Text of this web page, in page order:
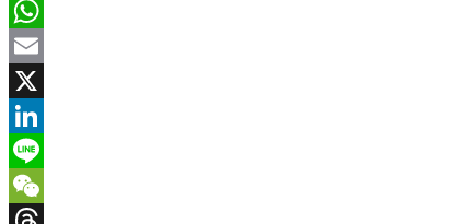
Telegram
WhatsApp
Email
X
LinkedIn
Line
WeChat